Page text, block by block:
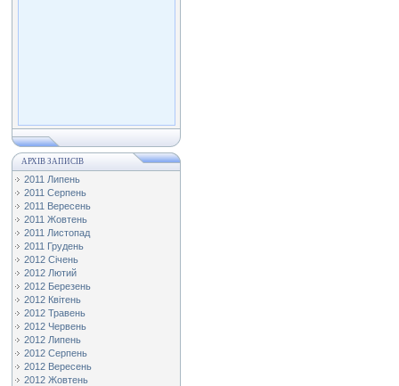
АРХІВ ЗАПИСІВ
2011 Липень
2011 Серпень
2011 Вересень
2011 Жовтень
2011 Листопад
2011 Грудень
2012 Січень
2012 Лютий
2012 Березень
2012 Квітень
2012 Травень
2012 Червень
2012 Липень
2012 Серпень
2012 Вересень
2012 Жовтень